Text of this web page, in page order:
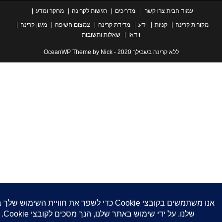
עמוד הבית צרו קשר מדריכים רגישות לקרינה
מחקר ומדע
קרינה
קניות ידע מדידת קרינה צמצום חשיפה
מיגון קרינה
שאלות ותשובות
ללא קרינה בשבילך 2020 - OceanWP Theme by Nick